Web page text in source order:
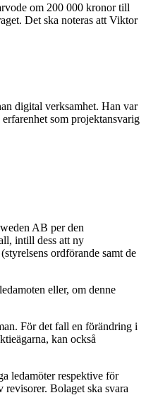
om 200 000 kronor till
Det ska noteras att Viktor
digital verksamhet. Han var
som projektansvarig
AB per den
intill dess att ny
ordförande samt de
eller, om denne
För det fall en förändring i
kan också
ledamöter respektive för
revisorer. Bolaget ska svara